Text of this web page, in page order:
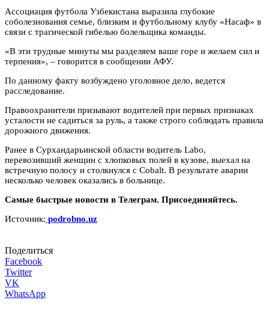
Ассоциация футбола Узбекистана выразила глубокие
соболезнования семье, близким и футбольному клубу «Насаф» в
связи с трагической гибелью болельщика команды.
«В эти трудные минуты мы разделяем ваше горе и желаем сил и
терпения», – говорится в сообщении АФУ.
По данному факту возбуждено уголовное дело, ведется
расследование.
Правоохранители призывают водителей при первых признаках
усталости не садиться за руль, а также строго соблюдать правила
дорожного движения.
Ранее в Сурхандарьинской области водитель Labo,
перевозивший женщин с хлопковых полей в кузове, выехал на
встречную полосу и столкнулся с Cobalt. В результате аварии
несколько человек оказались в больнице.
Самые быстрые новости в Телеграм. Присоединяйтесь.
Источник: podrobno.uz
Поделиться
Facebook
Twitter
VK
WhatsApp